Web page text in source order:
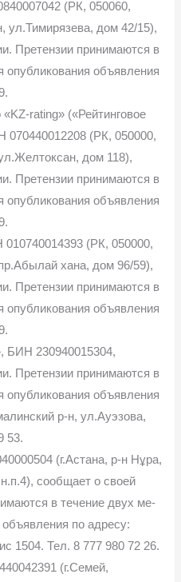
(РК, 050060,
ул.Тимирязева, дом 42/15),
Претензии принимаются в
опубликования объявления
rating» («Рейтинговое
070440012208 (РК, 050000,
дом 118),
Претензии принимаются в
опубли­кования объявления
(РК, 050000,
хана, дом 96/59),
Претензии принимаются в
опубликования объявления
230940015304,
Претензии принимаются в
опубликования объявления
р-н, ул.Ауэзова,
53.
(г.Астана, р-н Нұра,
сообщает о своей
в течение двух ме­
по адресу:
1504. Тел. 8 777 980 72 26.
(г.Семей,